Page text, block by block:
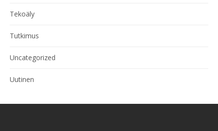
Tekoäly
Tutkimus
Uncategorized
Uutinen